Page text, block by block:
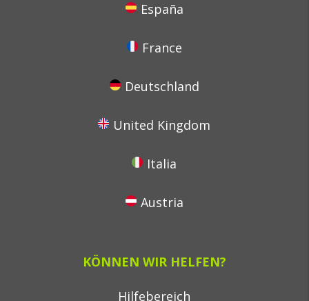
España
France
Deutschland
United Kingdom
Italia
Austria
KÖNNEN WIR HELFEN?
Hilfebereich